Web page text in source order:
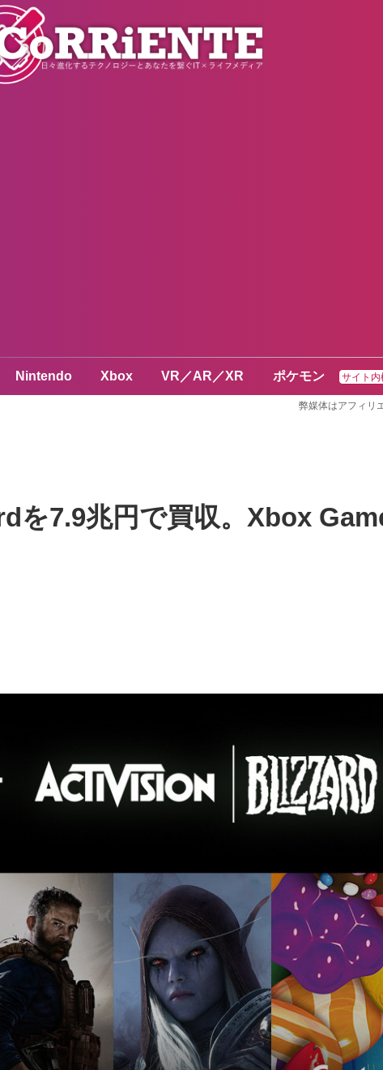
Nintendo Xbox VR／AR／XR ポケモン
弊媒体はアフィリ
7.9兆円で買収。Xbox